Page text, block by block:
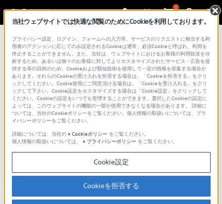
0
動画でサポート
使い方やトラブルの解決方法を動画でわかりやすくご
紹介しています。
動画の閲覧は、以下の「Sony - Support JP」の公式
チャンネルのページよりご覧いただけます。
ご利用の際には、ソーシャルメディア利用規約のご確
認をお願いいたします。
ソニーグループ株式会社 ソーシャルメディア利用規
当社ウェブサイトでは快適な閲覧のためにCookieを利用しております。
プライバシー設定、ログイン、フォームへの入力等、サービスのリクエストに相当する利
用者のアクションに応じてのみ設定されるCookieは通常、必須Cookieと呼ばれ、利用を
停止することができません。また、当社は、ウェブサイトにおけるお客様の利用状況を分
析するため、あるいは個々のお客様に対してよりカスタマイズされたサービス・広告を提
供する等の目的のため、Cookieおよび類似技術を使用して一定の情報を収集する場合が
あります。それらのCookieの受け入れを拒否する場合は、「Cookieを拒否する」をクリ
ックしてください。Cookie使用にご同意頂ける場合は、「Cookieを受け入れる」をクリ
ックして下さい。Cookie設定をカスタマイズする場合は「Cookie設定」をクリックして
ください。Cookieの設定をいつでも管理することができます。選択したCookieの設定に
よっては、このウェブサイトの機能の一部が使用できなくなる場合があります。 詳細に
ついては、当社のCookieポリシーをご覧ください。個人情報の取扱いについては、プラ
イバシーポリシーをご覧ください。
詳細については、当社の
Cookieポリシー をご覧ください。
個人情報の取扱いについては、
プライバシーポリシー をご覧ください。
Cookie設定
Cookieを拒否する